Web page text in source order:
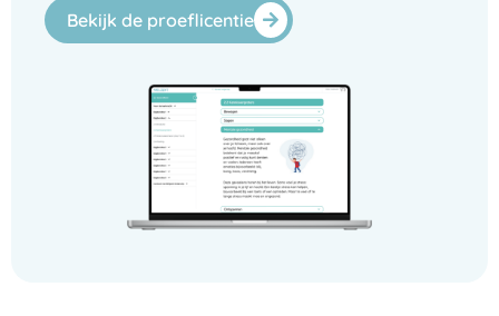
Bekijk de proeflicentie